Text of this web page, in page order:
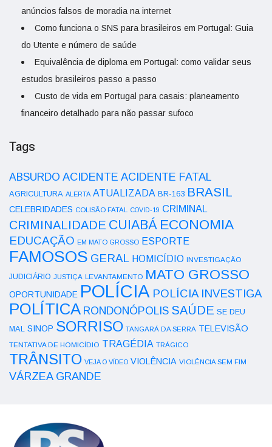
anúncios falsos de moradia na internet
Como funciona o SNS para brasileiros em Portugal: Guia
do Utente e número de saúde
Equivalência de diploma em Portugal: como validar seus
estudos brasileiros passo a passo
Custo de vida em Portugal para casais: planeamento
financeiro detalhado para não passar sufoco
Tags
ABSURDO ACIDENTE ACIDENTE FATAL
AGRICULTURA ALERTA ATUALIZADA BR-163 BRASIL
CELEBRIDADES COLISÃO FATAL COVID-19 CRIMINAL
CRIMINALIDADE CUIABÁ ECONOMIA
EDUCAÇÃO EM MATO GROSSO ESPORTE
FAMOSOS GERAL HOMICÍDIO INVESTIGAÇÃO
JUDICIÁRIO JUSTIÇA LEVANTAMENTO MATO GROSSO
OPORTUNIDADE POLÍCIA POLÍCIA INVESTIGA
POLÍTICA RONDONÓPOLIS SAÚDE SE DEU
MAL SINOP SORRISO TANGARÁ DA SERRA TELEVISÃO
TENTATIVA DE HOMICÍDIO TRAGÉDIA TRÁGICO
TRÂNSITO VEJA O VÍDEO VIOLÊNCIA VIOLÊNCIA SEM FIM
VÁRZEA GRANDE